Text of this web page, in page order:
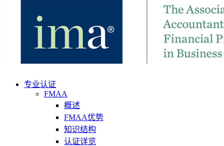
专业认证
FMAA
概述
FMAA优势
知识结构
认证详览